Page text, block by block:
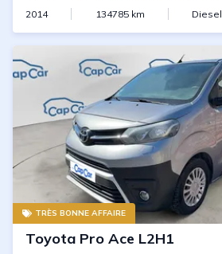
2014 134785km Diesel
TRÈS BONNE AFFAIRE
Toyota Pro Ace L2H1